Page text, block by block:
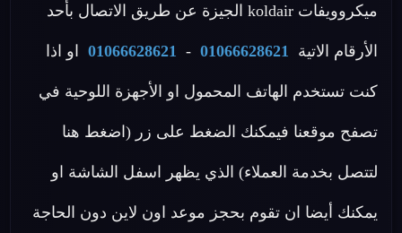
ميكروويفات koldair الجيزة عن طريق الاتصال بأحد
الأرقام الاتية 01066628621
-
01066628621 او اذا
كنت تستخدم الهاتف المحمول او الأجهزة اللوحية في
تصفح موقعنا فيمكنك الضغط على زر (اضغط هنا
لتتصل بخدمة العملاء) الذي يظهر اسفل الشاشة او
يمكنك أيضا ان تقوم بحجز موعد اون لاين دون الحاجة